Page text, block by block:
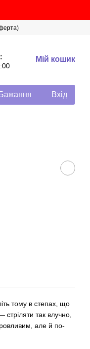
Мій кошик
Бажання Вхід
тому в степах, що
так влучно,
але й по-